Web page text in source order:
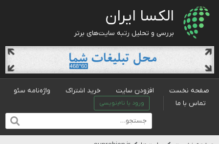
الکسا ایران
بررسی و تحلیل رتبه سایت‌های برتر
صفحه نخست افزودن سایت خرید اشتراک
واژه‌نامه سئو
تماس با ما
ورود یا نام‌نویسی